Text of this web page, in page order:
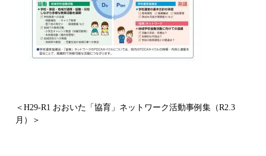
＜H29-R1 おおいた「協育」ネットワーク活動事例集（R2.3
月）＞